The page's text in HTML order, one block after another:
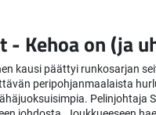
- Kehoa on (ja
kausi päättyi runkosarjan
peripohjanmaalaista